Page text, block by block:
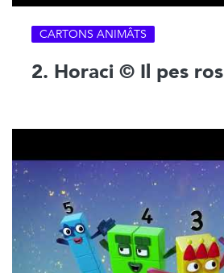
CARTONS ANIMÂTS
2. Horaci © Il pes ros